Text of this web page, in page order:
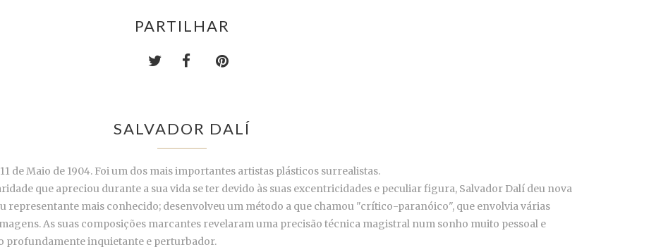
PARTILHAR
SALVADOR DALÍ
de Maio de 1904. Foi um dos mais importantes artistas plásticos surrealistas.
que apreciou durante a sua vida se ter devido às suas excentricidades e peculiar figura, Salvador Dalí deu nova
representante mais conhecido; desenvolveu um método a que chamou "crítico-paranóico", que envolvia várias
As suas composições marcantes revelaram uma precisão técnica magistral num sonho muito pessoal e
profundamente inquietante e perturbador.